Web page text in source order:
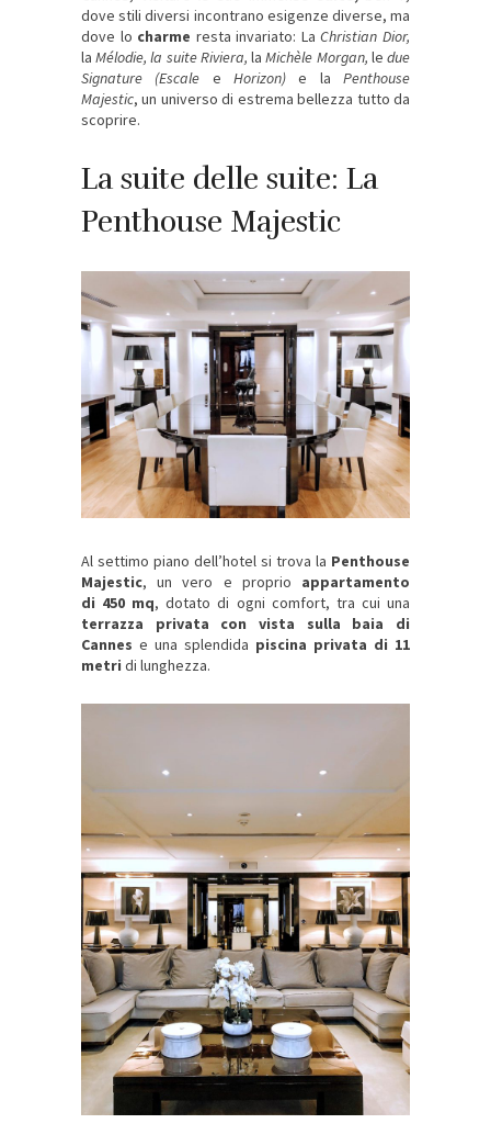
dove stili diversi incontrano esigenze diverse, ma
dove lo charme resta invariato: LaChristian Dior,
la Mélodie, la suite Riviera,la Michèle Morgan, le due
Signature (Escale eHorizon) e la Penthouse
Majestic, un universo di estrema bellezza tutto da
scoprire.
La suite delle suite: La
Penthouse Majestic
Al settimo piano dell’hotel si trova la Penthouse
Majestic, un vero e proprio appartamento
di 450 mq, dotato di ogni comfort, tra cui una
terrazza privata con vista sulla baia di
Cannes e una splendida piscina privata di 11
metri di lunghezza.